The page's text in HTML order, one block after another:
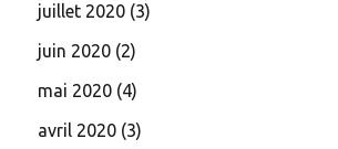
juillet 2020 (3)
juin 2020 (2)
mai 2020 (4)
avril 2020 (3)